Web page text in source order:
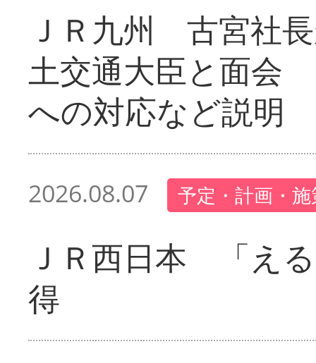
ＪＲ九州 古宮社
土交通大臣と面会
への対応など説明
2026.08.07 予定・計画・
ＪＲ西日本 「え
得